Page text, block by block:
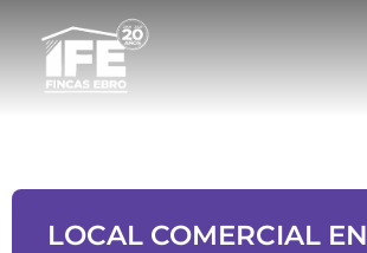
LOCAL COMERCIAL EN